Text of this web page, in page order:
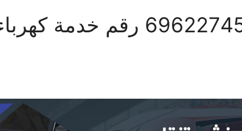
بنشر الواحة 69622745 رقم